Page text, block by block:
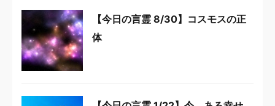
【今日の言霊 8/30】コスモスの正
体